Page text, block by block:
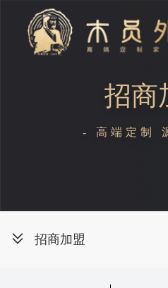
联系
招商
- 高端定制
招商加盟